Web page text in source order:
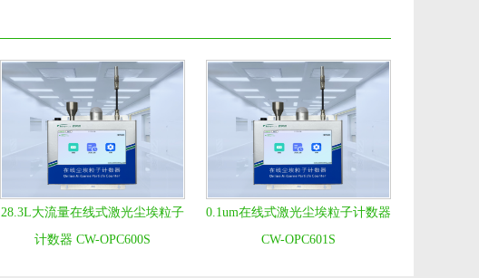
28.3L大流量在线式激光尘埃粒子
计数器 CW-OPC600S
0.1um在线式激光尘埃粒子计数器
CW-OPC601S